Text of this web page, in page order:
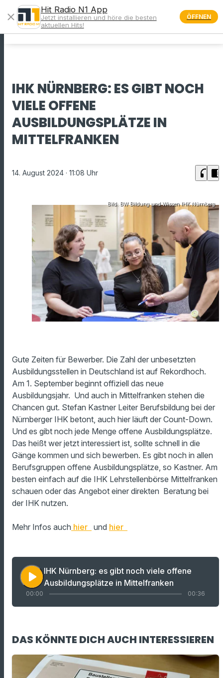
menu
IHK NÜRNBERG: ES GIBT NOCH
VIELE OFFENE
AUSBILDUNGSPLÄTZE IN
MITTELFRANKEN
14. August 2024 · 11:08 Uhr headphones chrome_reader_mode
Bild: BW Bildung und Wissen IHK Nürnberg
Gute Zeiten für Bewerber. Die Zahl der unbesetzten
Ausbildungsstellen in Deutschland ist auf Rekordhoch.
Am 1. September beginnt offiziell das neue
Ausbildungsjahr. Und auch in Mittelfranken stehen die
Chancen gut. Stefan Kastner Leiter Berufsbildung bei der
Nürnberger IHK betont, auch hier läuft der Count-Down.
Und es gibt noch jede Menge offene Ausbildungsplätze.
Das heißt wer jetzt interessiert ist, sollte schnell in die
Gänge kommen und sich bewerben. Es gibt noch in allen
Berufsgruppen offene Ausbildungsplätze, so Kastner. Am
besten einfach auf die IHK Lehrstellenbörse Mittelfranken
schauen oder das Angebot einer direkten Beratung bei
der IHK nutzen.
Mehr Infos auch hier und hier
play_arrow
IHK Nürnberg: es gibt noch viele offene
Ausbildungsplätze in Mittelfranken
00:00 00:36
DAS KÖNNTE DICH AUCH INTERESSIEREN
close
Hit Radio N1 App
Jetzt installieren und höre die besten
aktuellen Hits!
ÖFFNEN